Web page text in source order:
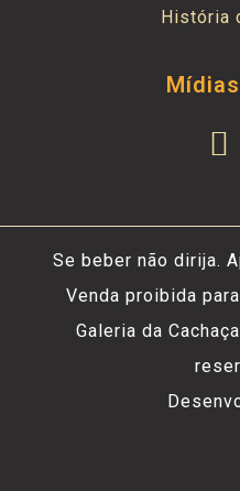
História
Se beber não dirija.
Venda proibida
Galeria da